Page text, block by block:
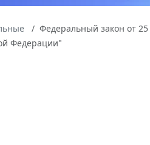
Федеральный закон от
Федерации"